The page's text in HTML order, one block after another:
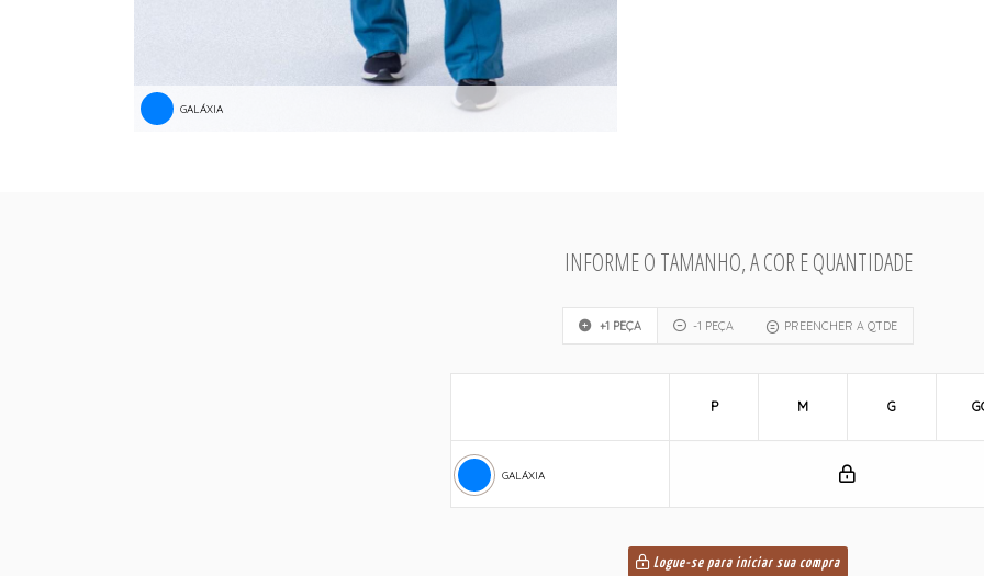
GALÁXIA
INFORME O TAMANHO, A COR E QUANTIDADE
+1 PEÇA -1 PEÇA PREENCHER A QTDE
GALÁXIA
P M G
Logue-se para iniciar sua compra